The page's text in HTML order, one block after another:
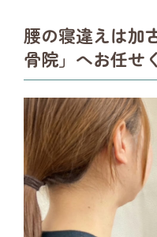
腰の寝違えは加
骨院」へお任せ